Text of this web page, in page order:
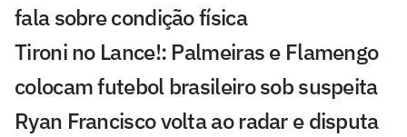
fala sobre condição física
Tironi no Lance!: Palmeiras e Flamengo
colocam futebol brasileiro sob suspeita
Ryan Francisco volta ao radar e disputa